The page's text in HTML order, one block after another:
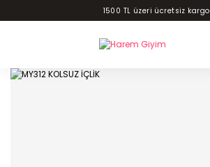
1500 TL üzeri ücretsiz kargo